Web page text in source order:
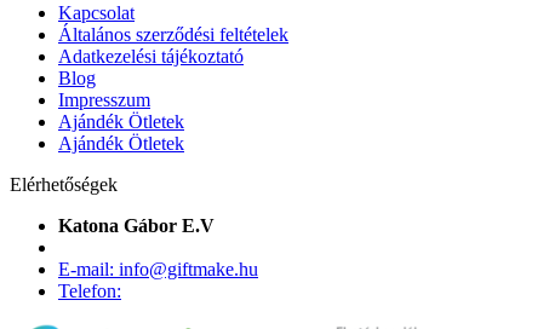
Kapcsolat
Általános szerződési feltételek
Adatkezelési tájékoztató
Blog
Impresszum
Ajándék Ötletek
Ajándék Ötletek
Elérhetőségek
Katona Gábor E.V
E-mail: info@giftmake.hu
Telefon: